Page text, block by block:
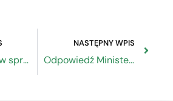
Wniosek ZRP w sprawie umorzenia subwencji udzielanej przedsiębiorcom w ramach Tarczy Finansowej PFR dla MŚP 1.0
NASTĘPNY WPIS
Odpowiedź Ministerstwa Funduszy i Polityki Regionalnej na stanowisko Zespołu ds. funduszy europejskich RDS z dnia 19 marca 2021 r. do projektu Umowy Partnerstwa na lata 2021-2027